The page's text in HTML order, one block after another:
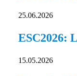
25.06.2026
ESC2026:
15.05.2026